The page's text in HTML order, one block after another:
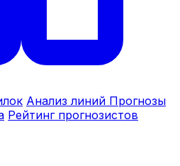
Анализ линий Прогнозы
Рейтинг прогнозистов